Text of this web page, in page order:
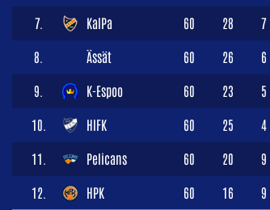
7. KalPa 60 28 7
8. Ässät 60 26 6
9. K-Espoo 60 23 5
10. HIFK 60 25 4
11. Pelicans 60 20 9
12. HPK 60 16 9